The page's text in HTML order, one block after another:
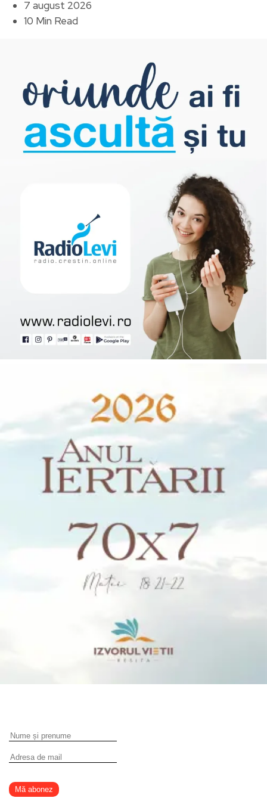
7 august 2026
10 Min Read